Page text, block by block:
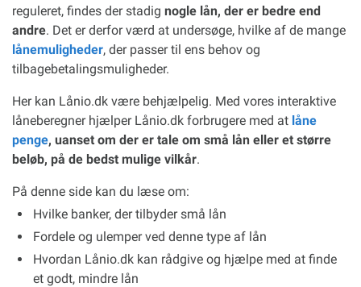
reguleret, findes der stadig nogle lån, der er bedre end
andre. Det er derfor værd at undersøge, hvilke af de mange
lånemuligheder, der passer til ens behov og
tilbagebetalingsmuligheder.
Her kan Lånio.dk være behjælpelig. Med vores interaktive
låneberegner hjælper Lånio.dk forbrugere med at låne
penge, uanset om der er tale om små lån eller et større
beløb, på de bedst mulige vilkår.
På denne side kan du læse om:
Hvilke banker, der tilbyder små lån
Fordele og ulemper ved denne type af lån
Hvordan Lånio.dk kan rådgive og hjælpe med at finde
et godt, mindre lån